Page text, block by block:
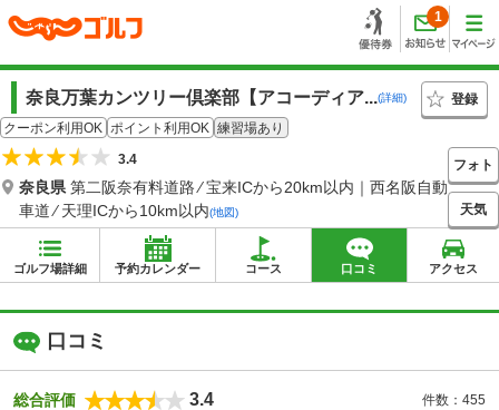
1
奈良万葉カンツリー倶楽部【アコーディア...(詳細)
登録
クーポン利用OK ポイント利用OK 練習場あり
3.4
奈良県 第二阪奈有料道路 ⁄ 宝来ICから20km以内｜西名阪自動
車道 ⁄ 天理ICから10km以内(地図)
フォト
天気
ゴルフ場詳細 予約カレンダー コース 口コミ アクセス
口コミ
総合評価 3.4 件数：455